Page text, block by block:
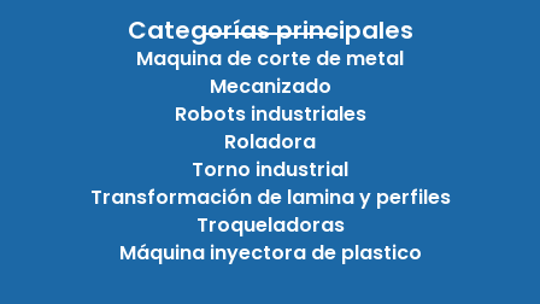
Categorías principales
Maquina de corte de metal
Mecanizado
Robots industriales
Roladora
Torno industrial
Transformación de lamina y perfiles
Troqueladoras
Máquina inyectora de plastico